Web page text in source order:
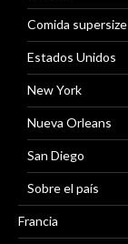
Comida supersize
Estados Unidos
New York
Nueva Orleans
San Diego
Sobre el país
Francia